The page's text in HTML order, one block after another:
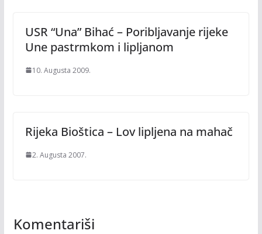
USR “Una” Bihać – Poribljavanje rijeke
Une pastrmkom i lipljanom
10. Augusta 2009.
Rijeka Bioštica – Lov lipljena na mahač
2. Augusta 2007.
Komentariši